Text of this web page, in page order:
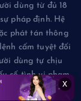
dùng từ đủ 18
pháp định. Hệ
phát tán thông
cấm tuyệt đối
dùng tự chịu
cố tình vi phạm
x